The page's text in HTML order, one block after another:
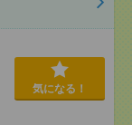
気になる！